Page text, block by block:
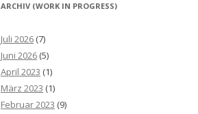
ARCHIV (WORK IN PROGRESS)
Juli 2026 (7)
Juni 2026 (5)
April 2023 (1)
März 2023 (1)
Februar 2023 (9)